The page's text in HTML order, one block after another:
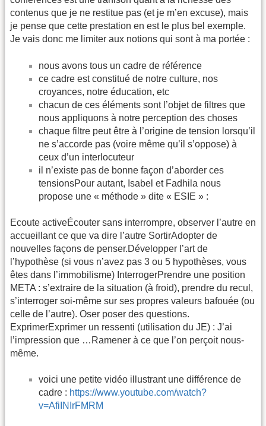
contenus que je ne restitue pas (et je m’en excuse), mais
je pense que cette prestation en est le plus bel exemple.
Je vais donc me limiter aux notions qui sont à ma portée :
nous avons tous un cadre de référence
ce cadre est constitué de notre culture, nos
croyances, notre éducation, etc
chacun de ces éléments sont l’objet de filtres que
nous appliquons à notre perception des choses
chaque filtre peut être à l’origine de tension lorsqu’il
ne s’accorde pas (voire même qu’il s’oppose) à
ceux d’un interlocuteur
il n’existe pas de bonne façon d’aborder ces
tensionsPour autant, Isabel et Fadhila nous
propose une « méthode » dite « ESIE » :
Ecoute activeÉcouter sans interrompre, observer l’autre en
accueillant ce que va dire l’autre SortirAdopter de
nouvelles façons de penser.Développer l’art de
l’hypothèse (si vous n’avez pas 3 ou 5 hypothèses, vous
êtes dans l’immobilisme) InterrogerPrendre une position
META : s’extraire de la situation (à froid), prendre du recul,
s’interroger soi-même sur ses propres valeurs bafouée (ou
celle de l’autre). Oser poser des questions.
ExprimerExprimer un ressenti (utilisation du JE) : J’ai
l’impression que …Ramener à ce que l’on perçoit nous-
même.
voici une petite vidéo illustrant une différence de
cadre : https://www.youtube.com/watch?
v=AfiINIrFMRM